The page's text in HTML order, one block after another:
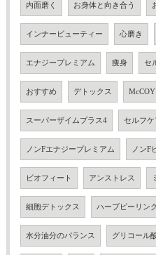
内面磨く お身体と向き合う
インナービューティー 心磨き
エナジープレミアム 痩身 セ
おすすめ デトックス McCOY
スーパーザイムプラス4 セルフケ
ノンFエナジープレミアム ノンF
ビオフィート アンストレス
細胞デトックス ハーブピーリン
水分油分のバランス グリコール